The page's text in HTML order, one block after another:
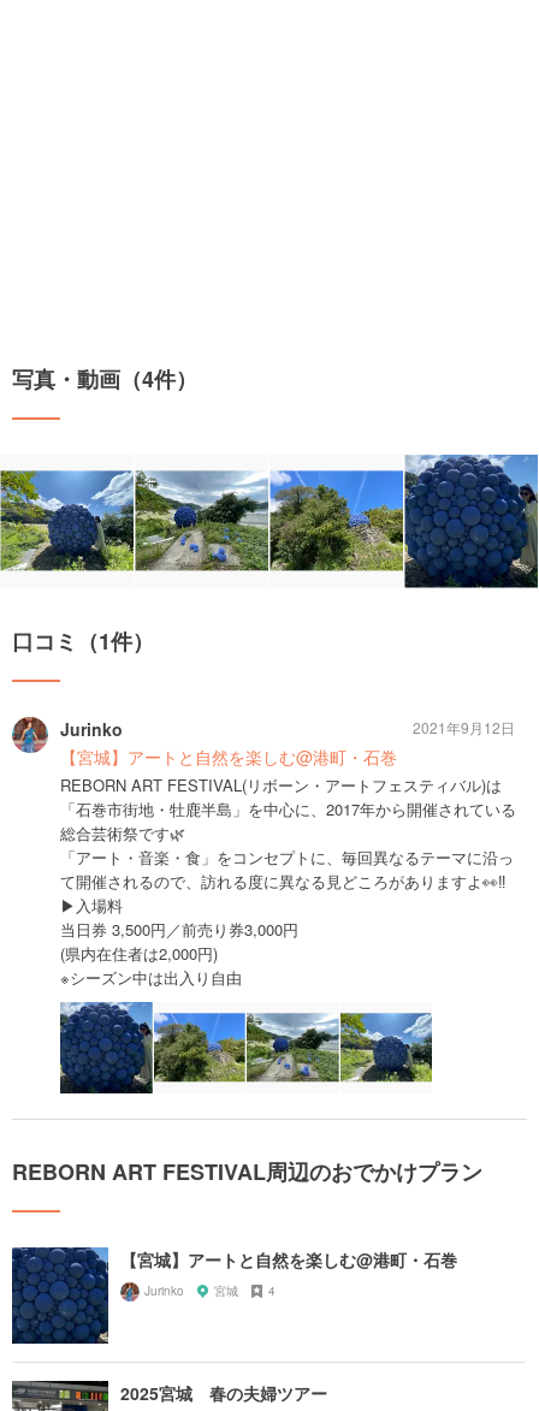
写真・動画（4件）
口コミ（1件）
Jurinko
【宮城】アートと自然を楽しむ@港町・石巻
REBORN ART FESTIVAL(リボーン・アートフェスティバル)は
「石巻市街地・牡鹿半島」を中心に、2017年から開催されている
総合芸術祭です🌿
「アート・音楽・食」をコンセプトに、毎回異なるテーマに沿っ
て開催されるので、訪れる度に異なる見どころがありますよ👀‼️
▶︎入場料
当日券 3,500円／前売り券3,000円
(県内在住者は2,000円)
※シーズン中は出入り自由
2021年9月12日
REBORN ART FESTIVAL周辺のおでかけプラン
【宮城】アートと自然を楽しむ@港町・石巻
Jurinko 宮城 4
2025宮城 春の夫婦ツアー